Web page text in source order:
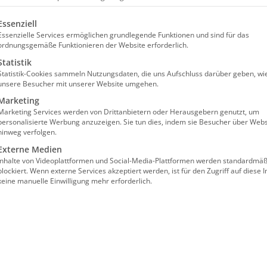
2026 –
Fokus
der sogenannten Tariftreuepflicht. Daraus
„tariflich“ entlohnen müssen. Neben der
sich die Pflegeeinrichtungen auch für die
eine Liste der Service-Gruppen, für die eine
Services ermöglichen grundlegende Funktionen und sind für das
Funktionieren der Website erforderlich.
Cookies sammeln Nutzungsdaten, die uns Aufschluss darüber geben,
Besucher mit unserer Website umgehen.
Services werden von Drittanbietern oder Herausgebern genutzt, um
Werbung anzuzeigen. Sie tun dies, indem sie Besucher über
verfolgen.
Medien
von Videoplattformen und Social-Media-Plattformen werden
Wenn externe Services akzeptiert werden, ist für den Zugriff auf diese
manuelle Einwilligung mehr erforderlich.